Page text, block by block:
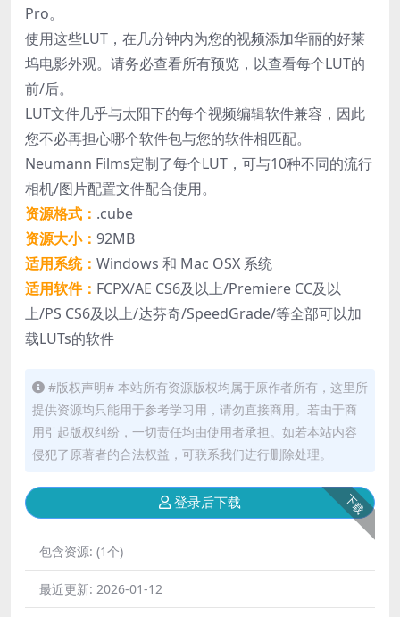
Pro。
使用这些LUT，在几分钟内为您的视频添加华丽的好莱
坞电影外观。请务必查看所有预览，以查看每个LUT的
前/后。
LUT文件几乎与太阳下的每个视频编辑软件兼容，因此
您不必再担心哪个软件包与您的软件相匹配。
Neumann Films定制了每个LUT，可与10种不同的流行
相机/图片配置文件配合使用。
资源格式： .cube
资源大小： 92MB
适用系统： Windows 和 Mac OSX 系统
适用软件： FCPX/AE CS6及以上/Premiere CC及以
上/PS CS6及以上/达芬奇/SpeedGrade/等全部可以加
载LUTs的软件
#版权声明# 本站所有资源版权均属于原作者所有，这里所
提供资源均只能用于参考学习用，请勿直接商用。若由于商
用引起版权纠纷，一切责任均由使用者承担。如若本站内容
侵犯了原著者的合法权益，可联系我们进行删除处理。
下载
登录后下载
包含资源: (1个)
最近更新: 2026-01-12